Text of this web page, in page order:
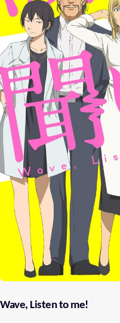
Wave, Listen to me!